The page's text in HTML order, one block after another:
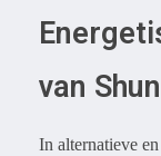
van
In alternatieve